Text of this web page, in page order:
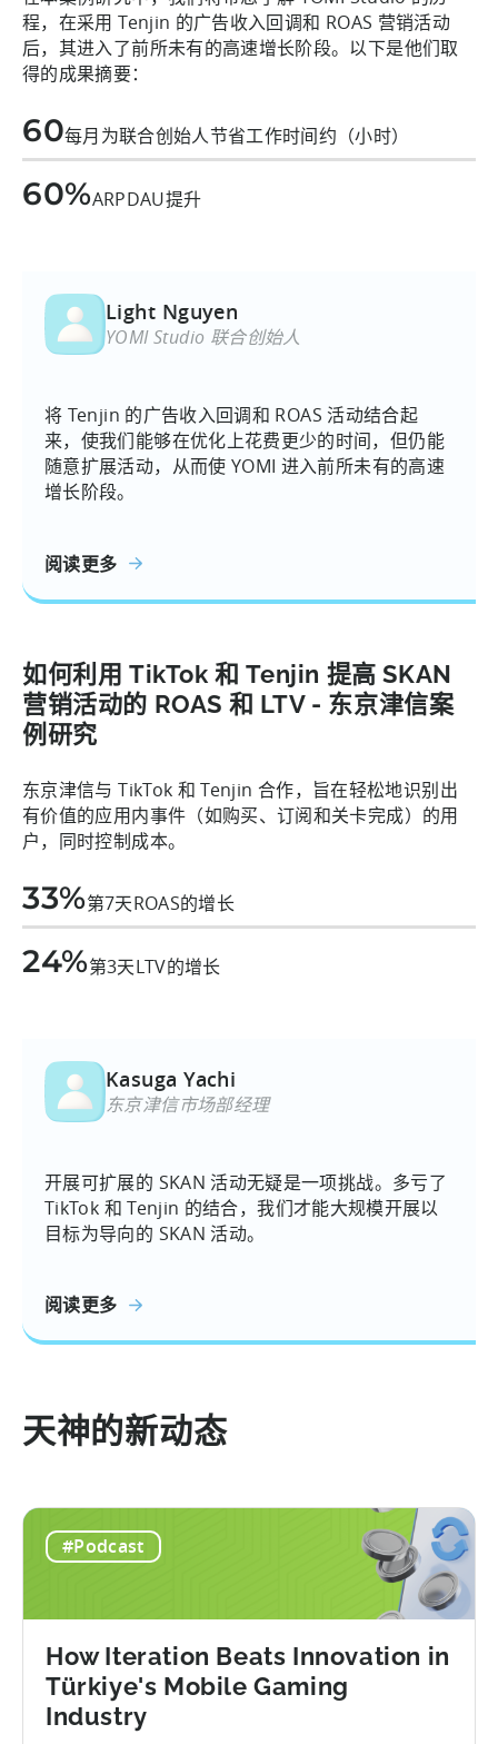
程，在采用 Tenjin 的广告收入回调和 ROAS 营销活动
后，其进入了前所未有的高速增长阶段。以下是他们取
得的成果摘要：
60每月为联合创始人节省工作时间约（小时）
60%ARPDAU提升
Light Nguyen
YOMI Studio 联合创始人
将 Tenjin 的广告收入回调和 ROAS 活动结合起
来，使我们能够在优化上花费更少的时间，但仍能
随意扩展活动，从而使 YOMI 进入前所未有的高速
增长阶段。
阅读更多
如何利用 TikTok 和 Tenjin 提高 SKAN
营销活动的 ROAS 和 LTV - 东京津信案
例研究
东京津信与 TikTok 和 Tenjin 合作，旨在轻松地识别出
有价值的应用内事件（如购买、订阅和关卡完成）的用
户，同时控制成本。
33%第7天ROAS的增长
24%第3天LTV的增长
Kasuga Yachi
东京津信市场部经理
开展可扩展的 SKAN 活动无疑是一项挑战。多亏了
TikTok 和 Tenjin 的结合，我们才能大规模开展以
目标为导向的 SKAN 活动。
阅读更多
天神的新动态
#Podcast
How Iteration Beats Innovation in
Türkiye's Mobile Gaming
Industry